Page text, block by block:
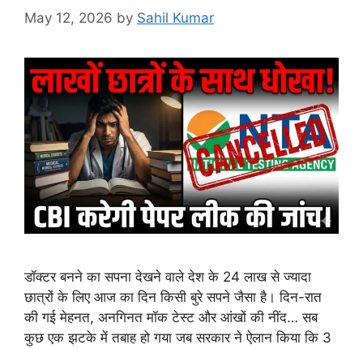
May 12, 2026 by Sahil Kumar
डॉक्टर बनने का सपना देखने वाले देश के 24 लाख से ज्यादा
छात्रों के लिए आज का दिन किसी बुरे सपने जैसा है। दिन-रात
की गई मेहनत, अनगिनत मॉक टेस्ट और आंखों की नींद… सब
कुछ एक झटके में तबाह हो गया जब सरकार ने ऐलान किया कि 3